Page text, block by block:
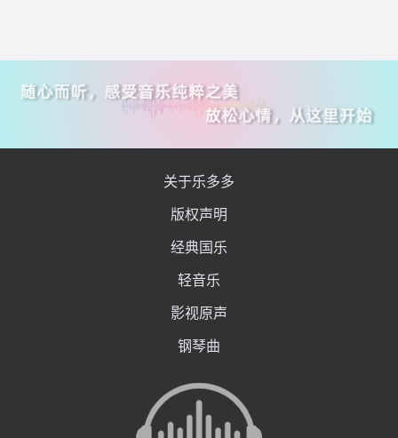
关于乐多多
版权声明
经典国乐
轻音乐
影视原声
钢琴曲